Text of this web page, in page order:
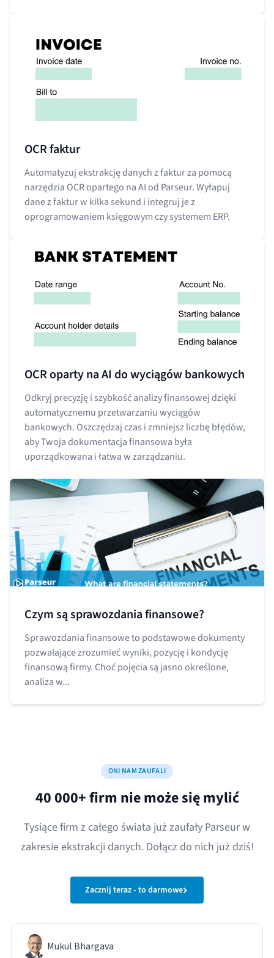
OCR faktur
Automatyzuj ekstrakcję danych z faktur za pomocą
narzędzia OCR opartego na AI od Parseur. Wyłapuj
dane z faktur w kilka sekund i integruj je z
oprogramowaniem księgowym czy systemem ERP.
OCR oparty na AI do wyciągów bankowych
Odkryj precyzję i szybkość analizy finansowej dzięki
automatycznemu przetwarzaniu wyciągów
bankowych. Oszczędzaj czas i zmniejsz liczbę błędów,
aby Twoja dokumentacja finansowa była
uporządkowana i łatwa w zarządzaniu.
Czym są sprawozdania finansowe?
Sprawozdania finansowe to podstawowe dokumenty
pozwalające zrozumieć wyniki, pozycję i kondycję
finansową firmy. Choć pojęcia są jasno określone,
analiza w...
ONI NAM ZAUFALI
40 000+ firm nie może się mylić
Tysiące firm z całego świata już zaufały Parseur w
zakresie ekstrakcji danych. Dołącz do nich już dziś!
Zacznij teraz - to darmowe
Mukul Bhargava